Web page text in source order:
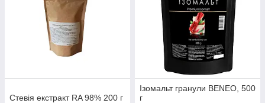
Стевія екстракт RA 98% 200 г
Ізомальт гранули BENEO, 500
г